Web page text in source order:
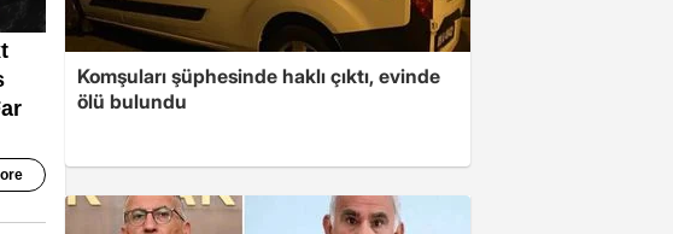
Komşuları şüphesinde haklı çıktı, evinde
ölü bulundu